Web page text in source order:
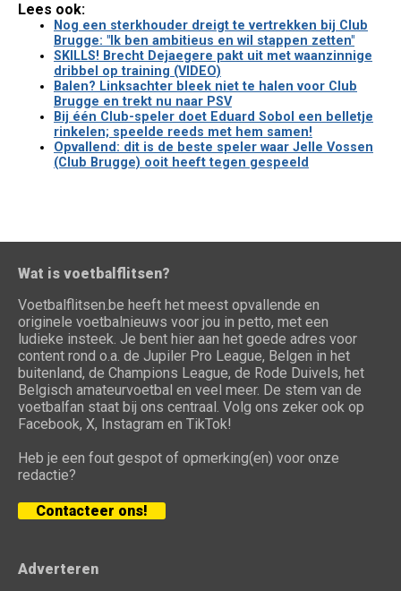
Lees ook:
Nog een sterkhouder dreigt te vertrekken bij Club
Brugge: "Ik ben ambitieus en wil stappen zetten"
SKILLS! Brecht Dejaegere pakt uit met waanzinnige
dribbel op training (VIDEO)
Balen? Linksachter bleek niet te halen voor Club
Brugge en trekt nu naar PSV
Bij één Club-speler doet Eduard Sobol een belletje
rinkelen; speelde reeds met hem samen!
Opvallend: dit is de beste speler waar Jelle Vossen
(Club Brugge) ooit heeft tegen gespeeld
Wat is voetbalflitsen?
Voetbalflitsen.be heeft het meest opvallende en
originele voetbalnieuws voor jou in petto, met een
ludieke insteek. Je bent hier aan het goede adres voor
content rond o.a. de Jupiler Pro League, Belgen in het
buitenland, de Champions League, de Rode Duivels, het
Belgisch amateurvoetbal en veel meer. De stem van de
voetbalfan staat bij ons centraal. Volg ons zeker ook op
Facebook, X, Instagram en TikTok!
Heb je een fout gespot of opmerking(en) voor onze
redactie?
Contacteer ons!
Adverteren